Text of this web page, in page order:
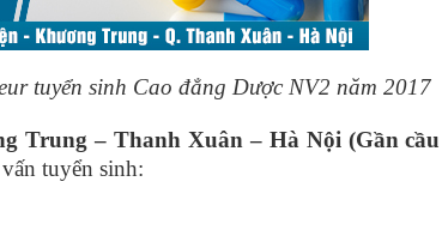
tuyển sinh Cao đẳng Dược NV2 năm 2017
Trung – Thanh Xuân – Hà Nội (Gần cầu
tuyển sinh: